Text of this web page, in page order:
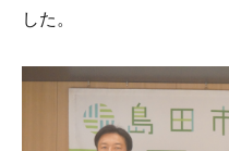
した。